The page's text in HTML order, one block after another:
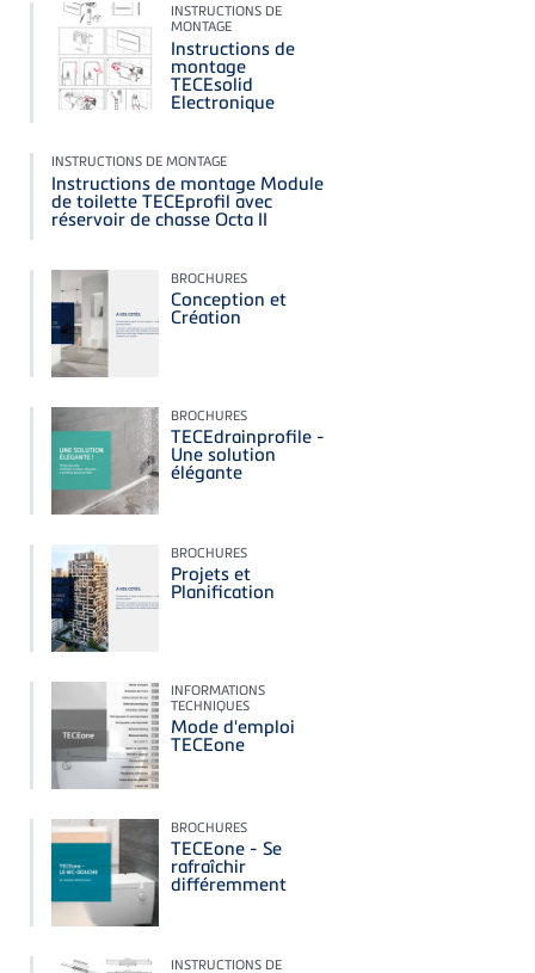
INSTRUCTIONS DE
MONTAGE
Instructions de
montage
TECEsolid
Electronique
INSTRUCTIONS DE MONTAGE
Instructions de montage Module
de toilette TECEprofil avec
réservoir de chasse Octa II
BROCHURES
Conception et
Création
BROCHURES
TECEdrainprofile -
Une solution
élégante
BROCHURES
Projets et
Planification
INFORMATIONS
TECHNIQUES
Mode d'emploi
TECEone
BROCHURES
TECEone - Se
rafraîchir
différemment
INSTRUCTIONS DE